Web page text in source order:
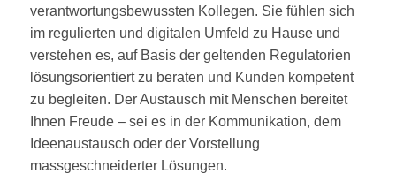
verantwortungsbewussten Kollegen. Sie fühlen sich
im regulierten und digitalen Umfeld zu Hause und
verstehen es, auf Basis der geltenden Regulatorien
lösungsorientiert zu beraten und Kunden kompetent
zu begleiten. Der Austausch mit Menschen bereitet
Ihnen Freude – sei es in der Kommunikation, dem
Ideenaustausch oder der Vorstellung
massgeschneiderter Lösungen.